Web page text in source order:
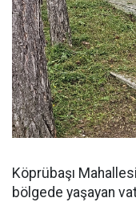
Köprübaşı
bölgede yaşayan